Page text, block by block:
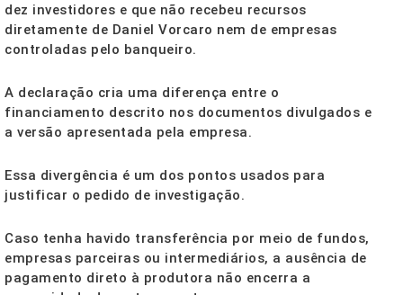
dez investidores e que não recebeu recursos
diretamente de Daniel Vorcaro nem de empresas
controladas pelo banqueiro.
A declaração cria uma diferença entre o
financiamento descrito nos documentos divulgados e
a versão apresentada pela empresa.
Essa divergência é um dos pontos usados para
justificar o pedido de investigação.
Caso tenha havido transferência por meio de fundos,
empresas parceiras ou intermediários, a ausência de
pagamento direto à produtora não encerra a